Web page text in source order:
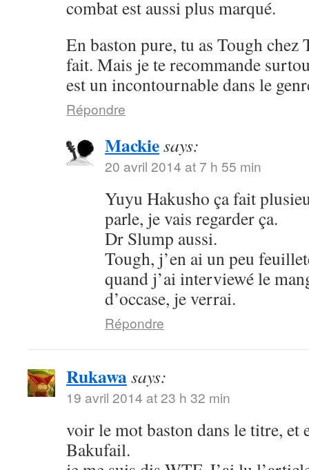
combat est aussi plus marqué.
En baston pure, tu as Tough chez
fait. Mais je te recommande
est un incontournable dans le
Répondre
Mackiesays:
20 avril 2014 at 7 h 55 min
Yuyu Hakusho ça fait
parle, je vais regarder ça.
Dr Slump aussi.
Tough, j’en ai un peu
quand j’ai interviewé le
d’occase, je verrai.
Répondre
Rukawasays:
19 avril 2014 at 23 h 32 min
voir le mot baston dans le titre, et
Bakufail.